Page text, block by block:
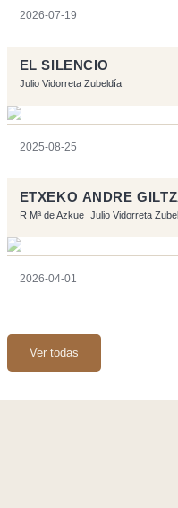
2026-07-19
EL SILENCIO
Julio Vidorreta Zubeldía
2025-08-25
ETXEKO ANDRE
R Mª de Azkue Julio Vidorreta
2026-04-01
Ver todas